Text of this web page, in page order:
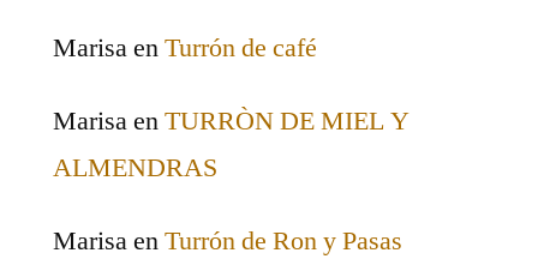
MarisaenTurrón de café
MarisaenTURRÒN DE MIEL Y
ALMENDRAS
MarisaenTurrón de Ron y Pasas